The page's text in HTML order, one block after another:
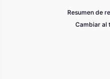
Resumen de
Cambiar al